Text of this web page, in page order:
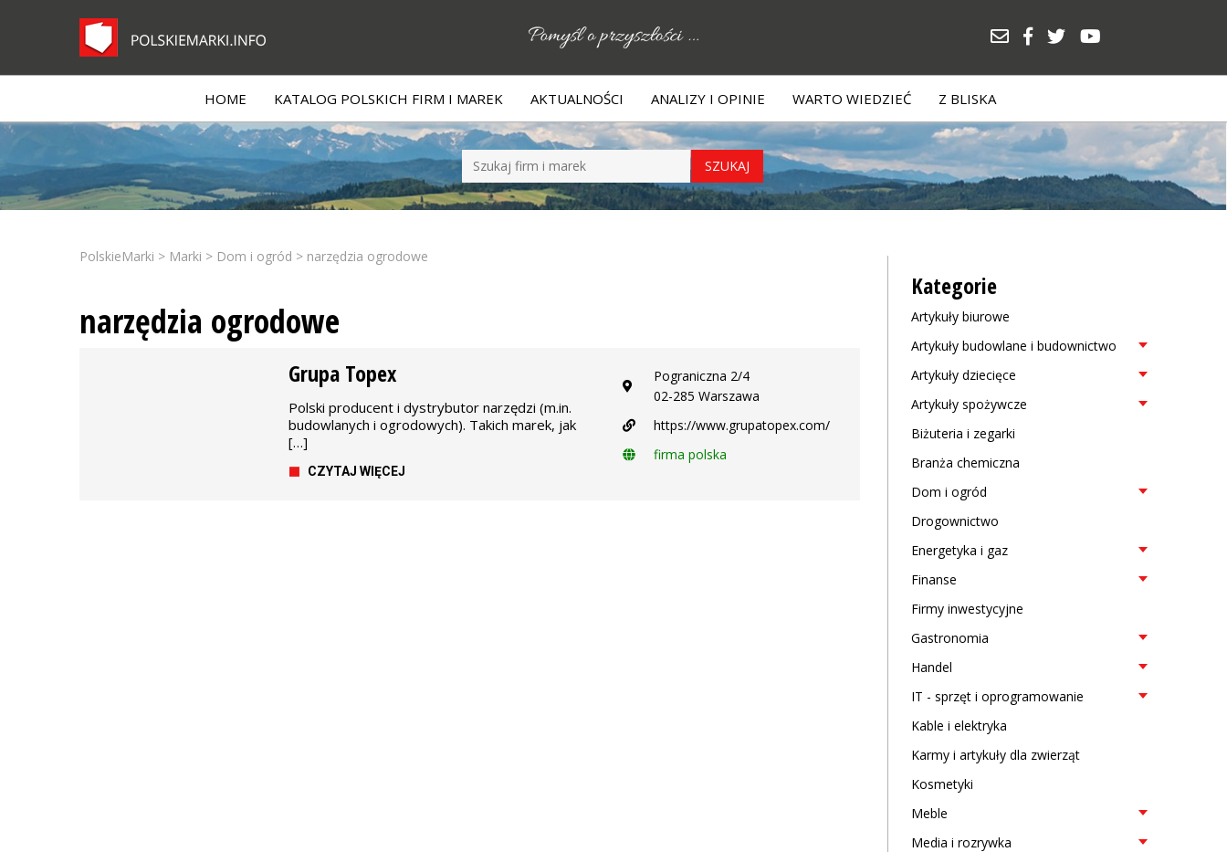
HOME KATALOG POLSKICH FIRM I MAREK AKTUALNOŚCI ANALIZY I OPINIE WARTO WIEDZIEĆ Z BLISKA
PolskieMarki > Marki > Dom i ogród > narzędzia ogrodowe
narzędzia ogrodowe
Grupa Topex
Polski producent i dystrybutor narzędzi (m.in.
budowlanych i ogrodowych). Takich marek, jak
[…]
CZYTAJ WIĘCEJ
Pograniczna 2/4
02-285 Warszawa
https://www.grupatopex.com/
firma polska
Kategorie
Artykuły biurowe
Artykuły budowlane i budownictwo
Artykuły dziecięce
Artykuły spożywcze
Biżuteria i zegarki
Branża chemiczna
Dom i ogród
Drogownictwo
Energetyka i gaz
Finanse
Firmy inwestycyjne
Gastronomia
Handel
IT - sprzęt i oprogramowanie
Kable i elektryka
Karmy i artykuły dla zwierząt
Kosmetyki
Meble
Media i rozrywka